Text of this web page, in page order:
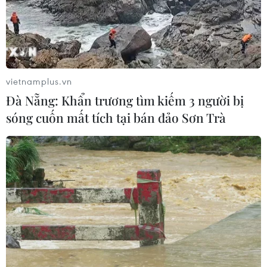
Bản Lồng - nơi văn hóa Mông hòa
nhịp cùng du lịch cộng đồng giữa
cổng trời Pha Đin
07/08/2026 08:31
Khám phá Hòn Khô - điểm đến
không thể bỏ lỡ khi đến Quy Nhơn
Đông
07/08/2026 07:46
Hàn Quốc đầu tư xây “Thung lũng
K-Vietnam” gắn với hậu duệ dòng họ
Lý
07/08/2026 06:30
vietnamplus.vn
Đà Nẵng: Khẩn trương tìm kiếm 3 người bị
sóng cuốn mất tích tại bán đảo Sơn Trà